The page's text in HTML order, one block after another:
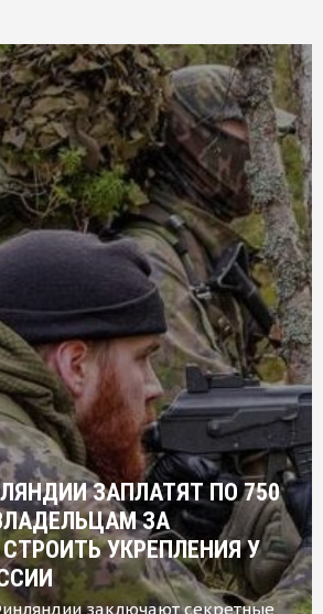
ЗАПЛАТЯТ ПО 750
ЗА
УКРЕПЛЕНИЯ У
заключают секретные